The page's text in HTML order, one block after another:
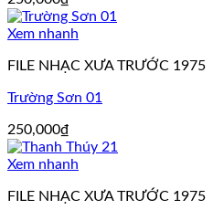
Xem nhanh
FILE NHẠC XƯA TRƯỚC 1975
Trường Sơn 01
250,000₫
Xem nhanh
FILE NHẠC XƯA TRƯỚC 1975